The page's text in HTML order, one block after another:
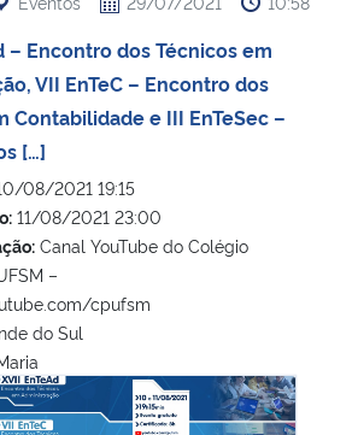
– Encontro dos Técnicos em
VII EnTeC – Encontro dos
Contabilidade e III EnTeSec –
[…]
08/2021 19:15
11/08/2021 23:00
Canal YouTube do Colégio
–
cpufsm
do Sul
– Encontro dos Técnicos em Administração,